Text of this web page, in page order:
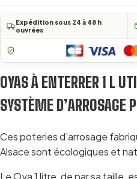
Expédition sous 24 à 48 h
ouvrées
OYAS À ENTERRER 1 L
SYSTÈME D’ARROSAGE
Ces poteries d’arrosage
Alsace sont écologiques et
Le Oya 1 litre, de par sa taille,